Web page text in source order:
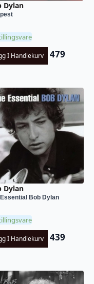
Dylan
I Handlekurv 479
Dylan
Bob Dylan
I Handlekurv 439